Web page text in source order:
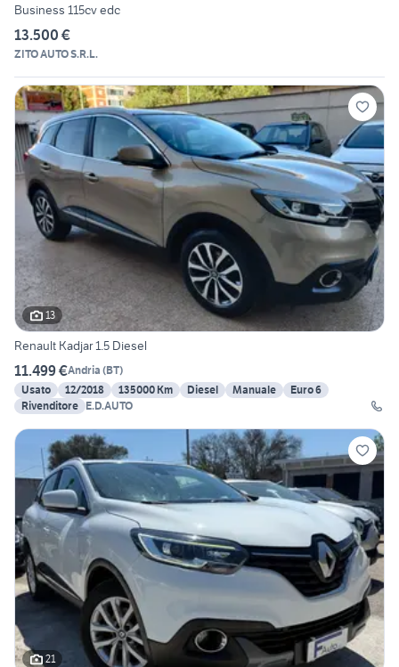
Business 115cv edc
13.500 €
ZITO AUTO S.R.L.
13
Renault Kadjar 1.5 Diesel
11.499 €Andria (BT)
Usato
12/2018 135000 Km Diesel Manuale
Euro 6
Rivenditore E.D.AUTO
21